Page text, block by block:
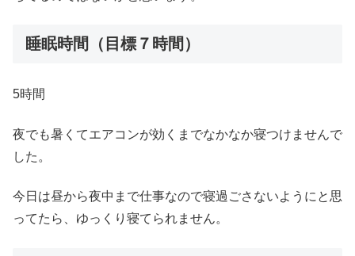
睡眠時間（目標７時間）
5時間
夜でも暑くてエアコンが効くまでなかなか寝つけませんで
した。
今日は昼から夜中まで仕事なので寝過ごさないようにと思
ってたら、ゆっくり寝てられません。